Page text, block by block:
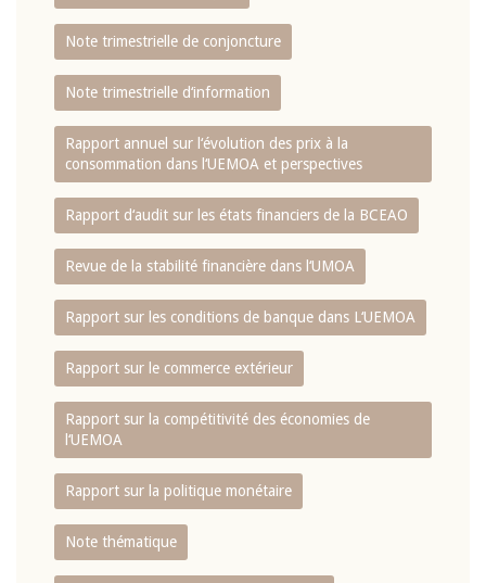
Note trimestrielle de conjoncture
Note trimestrielle d‘information
Rapport annuel sur l‘évolution des prix à la
consommation dans l‘UEMOA et perspectives
Rapport d‘audit sur les états financiers de la BCEAO
Revue de la stabilité financière dans l‘UMOA
Rapport sur les conditions de banque dans L‘UEMOA
Rapport sur le commerce extérieur
Rapport sur la compétitivité des économies de
l‘UEMOA
Rapport sur la politique monétaire
Note thématique